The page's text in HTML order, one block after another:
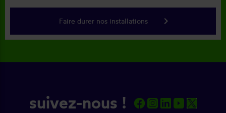
Faire durer nos installations keyboard_arrow_right
suivez-nous !